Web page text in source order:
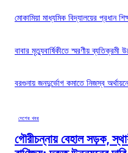
মোকামিয়া মাধ্যমিক বিদ্যালয়ের প্রধান
বাবার মৃত্যুবার্ষিকীতে স্মরণীয় ব্যতিক্রমী
বরগুনায় জনদুর্ভোগ কমাতে নিজস্ব
দেশের খবর
গৌরীচন্নায় বেহাল সড়ক,